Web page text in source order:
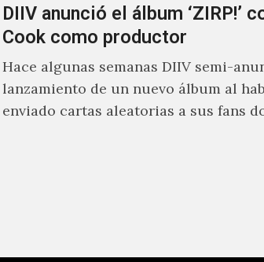
DIIV anunció el álbum ‘ZIRP!’
Cook como productor
Hace algunas semanas DIIV semi-
lanzamiento de un nuevo álbum al
enviado cartas aleatorias a sus fans